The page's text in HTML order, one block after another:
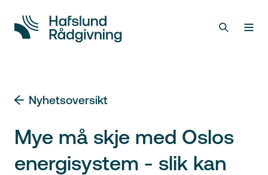
Nyhetsoversikt
Mye må skje med Oslos
energisystem - slik kan